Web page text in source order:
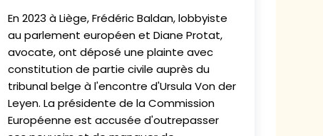
En 2023 à Liège, Frédéric Baldan, lobbyiste
au parlement européen et Diane Protat,
avocate, ont déposé une plainte avec
constitution de partie civile auprès du
tribunal belge à l'encontre d'Ursula Von der
Leyen. La présidente de la Commission
Européenne est accusée d'outrepasser